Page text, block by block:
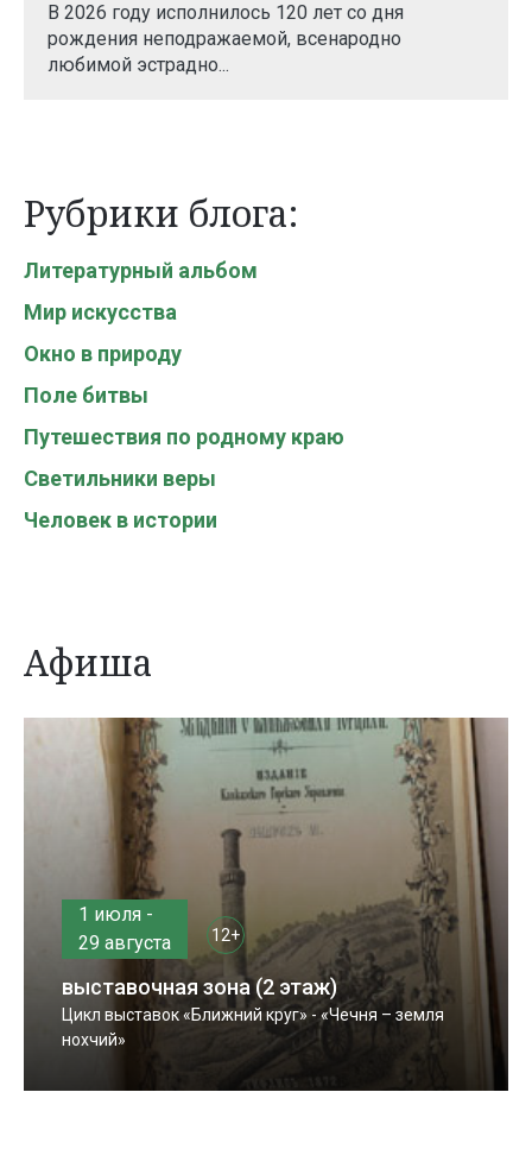
В 2026 году исполнилось 120 лет со дня
рождения неподражаемой, всенародно
любимой эстрадно...
Рубрики блога:
Литературный альбом
Мир искусства
Окно в природу
Поле битвы
Путешествия по родному краю
Светильники веры
Человек в истории
Афиша
1 июля -
29 августа
12+
выставочная зона (2 этаж)
Цикл выставок «Ближний круг» - «Чечня – земля
нохчий»